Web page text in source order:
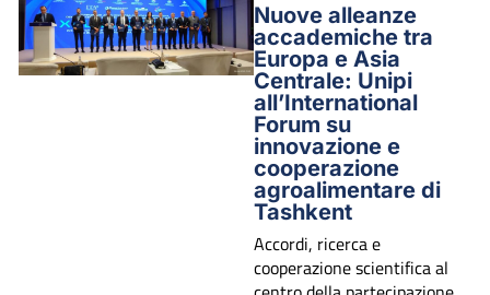
Nuove alleanze
accademiche tra
Europa e Asia
Centrale: Unipi
all’International
Forum su
innovazione e
cooperazione
agroalimentare di
Tashkent
Accordi, ricerca e
cooperazione scientifica al